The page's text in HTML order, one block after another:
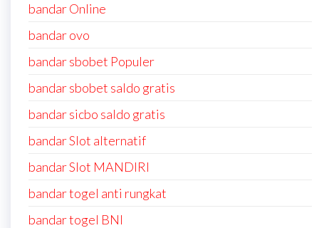
bandar Online
bandar ovo
bandar sbobet Populer
bandar sbobet saldo gratis
bandar sicbo saldo gratis
bandar Slot alternatif
bandar Slot MANDIRI
bandar togel anti rungkat
bandar togel BNI